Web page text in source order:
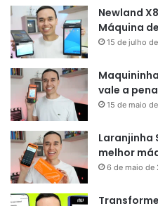
Newland
Máquina
15 de julho
vale a
15 de maio
Laranjinha
melhor
6 de maio de